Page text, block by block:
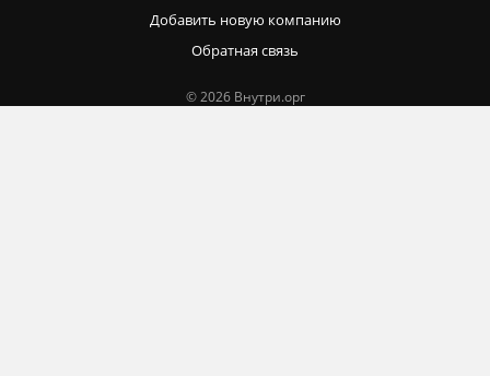
Добавить новую компанию
Обратная связь
© 2026 Внутри.орг